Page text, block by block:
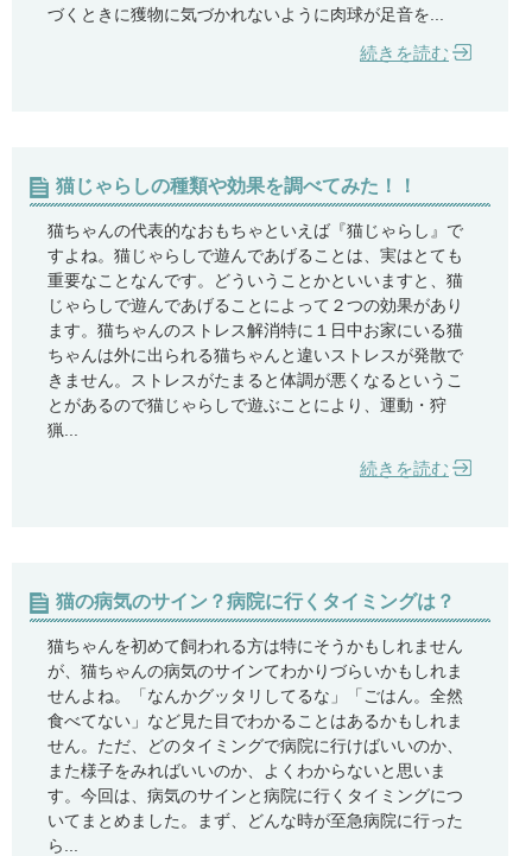
づくときに獲物に気づかれないように肉球が足音を...
続きを読む
猫じゃらしの種類や効果を調べてみた！！
猫ちゃんの代表的なおもちゃといえば『猫じゃらし』で
すよね。猫じゃらしで遊んであげることは、実はとても
重要なことなんです。どういうことかといいますと、猫
じゃらしで遊んであげることによって２つの効果があり
ます。猫ちゃんのストレス解消特に１日中お家にいる猫
ちゃんは外に出られる猫ちゃんと違いストレスが発散で
きません。ストレスがたまると体調が悪くなるというこ
とがあるので猫じゃらしで遊ぶことにより、運動・狩
猟...
続きを読む
猫の病気のサイン？病院に行くタイミングは？
猫ちゃんを初めて飼われる方は特にそうかもしれません
が、猫ちゃんの病気のサインてわかりづらいかもしれま
せんよね。「なんかグッタリしてるな」「ごはん。全然
食べてない」など見た目でわかることはあるかもしれま
せん。ただ、どのタイミングで病院に行けばいいのか、
また様子をみればいいのか、よくわからないと思いま
す。今回は、病気のサインと病院に行くタイミングにつ
いてまとめました。まず、どんな時が至急病院に行った
ら...